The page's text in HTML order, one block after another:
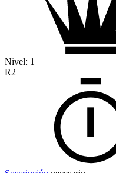
Nivel: 1
R2